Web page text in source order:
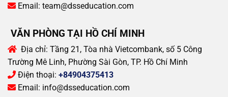
Email: team@dsseducation.com
VĂN PHÒNG TẠI HỒ CHÍ MINH
Địa chỉ: Tầng 21, Tòa nhà Vietcombank, số 5 Công
Trường Mê Linh, Phường Sài Gòn, TP. Hồ Chí Minh
Điện thoại: +84904375413
Email: info@dsseducation.com